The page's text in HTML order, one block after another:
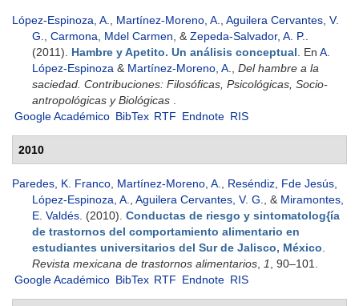
López-Espinoza, A. Martínez-Moreno, A.
Aguilera Cervantes, V.
G.
Carmona, Mdel Carmen , & Zepeda-Salvador, A. P.
(2011). Hambre y Apetito. Un análisis conceptual . En A.
López-Espinoza & Martínez-Moreno, A.
Del hambre a la
saciedad. Contribuciones: Filosóficas, Psicológicas, Socio-
antropológicas y Biológicas
Google Académico BibTex RTF Endnote RIS
2010
Paredes, K. Franco Martínez-Moreno, A. Reséndiz, Fde Jesús
López-Espinoza, A.
Aguilera Cervantes, V. G. , & Miramontes,
E. Valdés . (2010). Conductas de riesgo y sintomatolog{ía
de trastornos del comportamiento alimentario en
estudiantes universitarios del Sur de Jalisco, México
Revista mexicana de trastornos alimentarios
1
, 90–101.
Google Académico BibTex RTF Endnote RIS